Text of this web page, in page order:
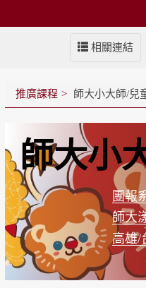
相關連結
推廣課程 師大小大師/兒
師大小
團報
師大
高雄/